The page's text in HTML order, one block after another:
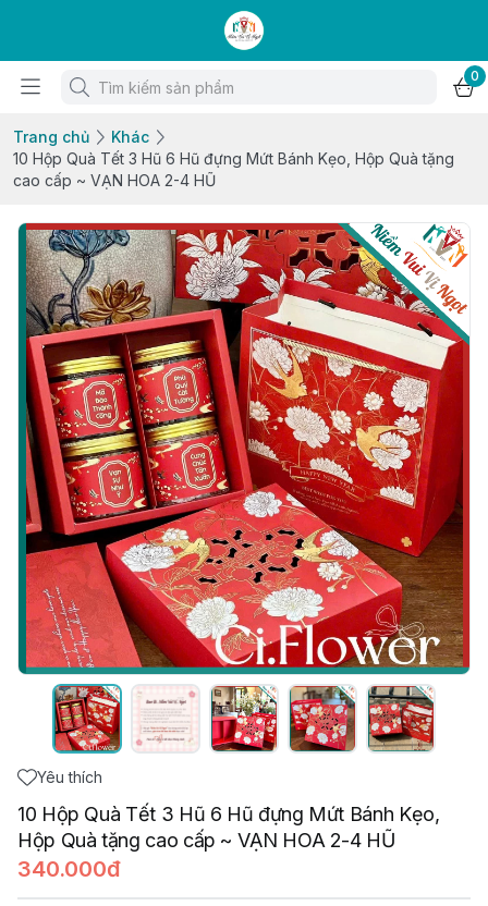
0
Trang chủ
Khác
10 Hộp Quà Tết 3 Hũ 6 Hũ đựng Mứt Bánh Kẹo, Hộp Quà tặng
cao cấp ~ VẠN HOA 2-4 HŨ
Yêu thích
10 Hộp Quà Tết 3 Hũ 6 Hũ đựng Mứt Bánh Kẹo,
Hộp Quà tặng cao cấp ~ VẠN HOA 2-4 HŨ
340.000đ